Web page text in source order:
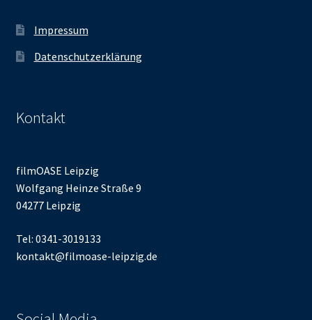
Impressum
Datenschutzerklärung
Kontakt
filmOASE Leipzig
Wolfgang Heinze Straße 9
04277 Leipzig
Tel: 0341-3019133
kontakt@filmoase-leipzig.de